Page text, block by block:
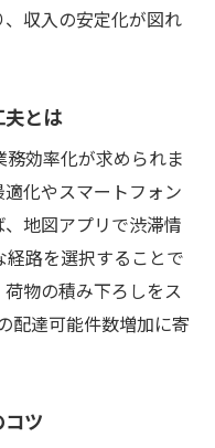
収入の安定化が図れ
とは
効率化が求められま
化やスマートフォン
地図アプリで渋滞情
路を選択することで
物の積み下ろしをス
配達可能件数増加に寄
ツ